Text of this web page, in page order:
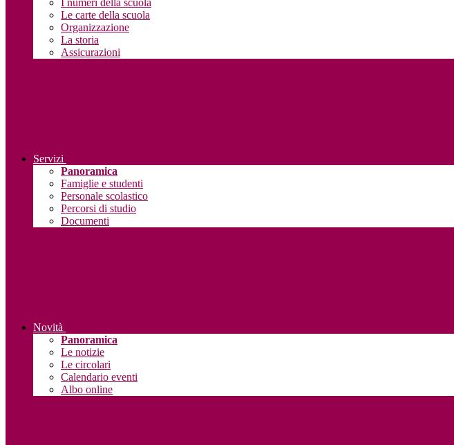
I numeri della scuola
Le carte della scuola
Organizzazione
La storia
Assicurazioni
Servizi
Panoramica
Famiglie e studenti
Personale scolastico
Percorsi di studio
Documenti
Novità
Panoramica
Le notizie
Le circolari
Calendario eventi
Albo online